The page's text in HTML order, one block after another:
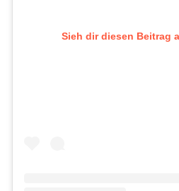
Sieh dir diesen Beitrag